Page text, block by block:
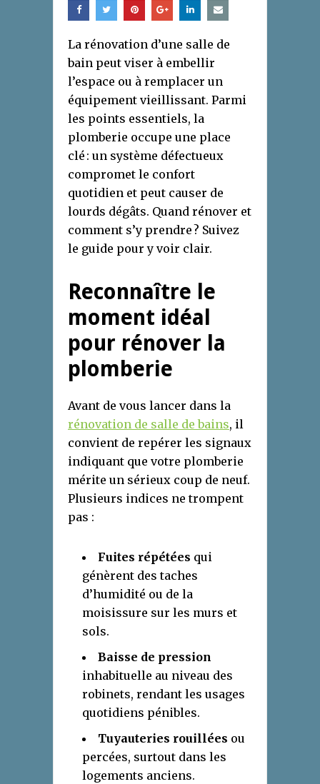
La rénovation d’une salle de
bain peut viser à embellir
l’espace ou à remplacer un
équipement vieillissant. Parmi
les points essentiels, la
plomberie occupe une place
clé : un système défectueux
compromet le confort
quotidien et peut causer de
lourds dégâts. Quand rénover et
comment s’y prendre ? Suivez
le guide pour y voir clair.
Reconnaître le
moment idéal
pour rénover la
plomberie
Avant de vous lancer dans la
rénovation de salle de bains, il
convient de repérer les signaux
indiquant que votre plomberie
mérite un sérieux coup de neuf.
Plusieurs indices ne trompent
pas :
Fuites répétées qui
génèrent des taches
d’humidité ou de la
moisissure sur les murs et
sols.
Baisse de pression
inhabituelle au niveau des
robinets, rendant les usages
quotidiens pénibles.
Tuyauteries rouillées ou
percées, surtout dans les
logements anciens.